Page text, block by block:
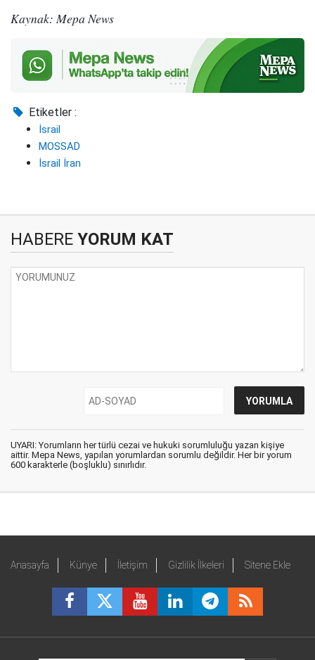
Kaynak: Mepa News
Etiketler :
İsrail
MOSSAD
İsrail İran
HABERE YORUM KAT
UYARI: Yorumların her türlü cezai ve hukuki sorumluluğu yazan kişiye
aittir. Mepa News, yapılan yorumlardan sorumlu değildir. Her bir yorum
600 karakterle (boşluklu) sınırlıdır.
Anasayfa Künye İletişim Gizlilik İlkeleri Sitene Ekle